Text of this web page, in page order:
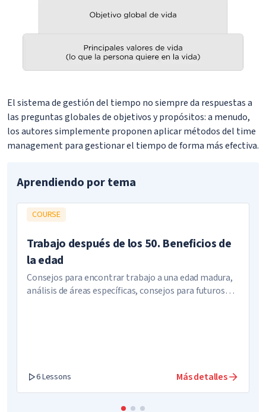
El sistema de gestión del tiempo no siempre da respuestas a
las preguntas globales de objetivos y propósitos: a menudo,
los autores simplemente proponen aplicar métodos del time
management para gestionar el tiempo de forma más efectiva.
Aprendiendo por tema
COURSE
Trabajo después de los 50. Beneficios de
la edad
Consejos para encontrar trabajo a una edad madura,
análisis de áreas específicas, consejos para futuros
6 Lessons Más detalles